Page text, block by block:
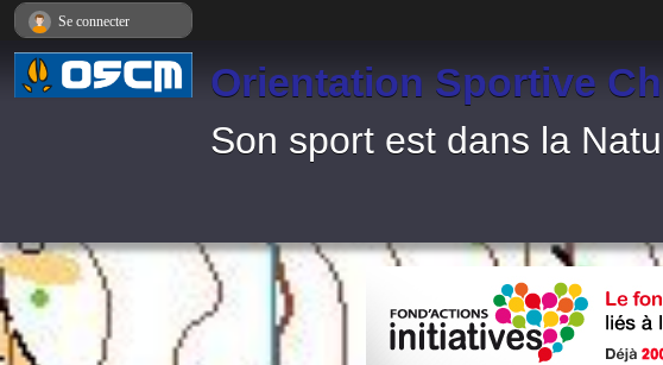
Orientation Sportive
Son sport est dans la
Se connecter
Panneau de gestion des cookies